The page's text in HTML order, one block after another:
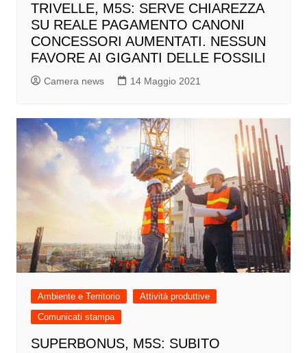
TRIVELLE, M5S: SERVE CHIAREZZA
SU REALE PAGAMENTO CANONI
CONCESSORI AUMENTATI. NESSUN
FAVORE AI GIGANTI DELLE FOSSILI
Camera news 14 Maggio 2021
Ambiente e Territorio
Attività produttive
Comunicati stampa
SUPERBONUS, M5S: SUBITO